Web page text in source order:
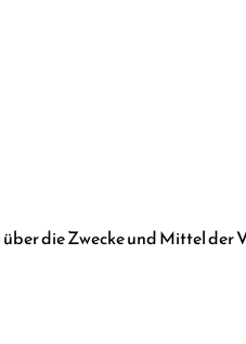
die Zwecke und Mittel der